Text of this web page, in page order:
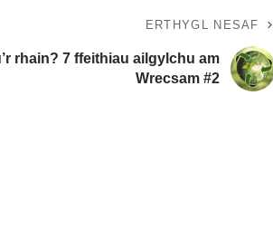
ERTHYGL NESAF
rhain? 7 ffeithiau ailgylchu am
Wrecsam #2